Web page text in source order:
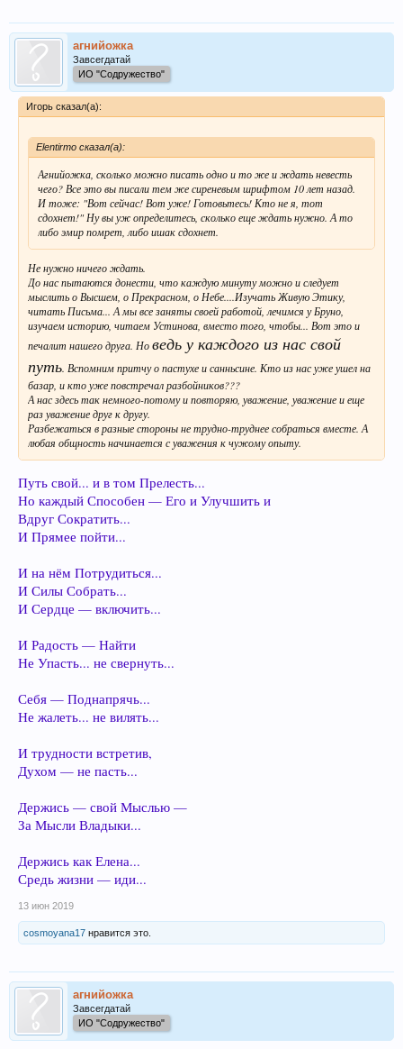
агнийожка
Завсегдатай
ИО "Содружество"
Игорь сказал(а):
Elentirmo сказал(а):
Агнийожка, сколько можно писать одно и то же и ждать невесть
чего? Все это вы писали тем же сиреневым шрифтом 10 лет назад.
И тоже: "Вот сейчас! Вот уже! Готовьтесь! Кто не я, тот
сдохнет!" Ну вы уж определитесь, сколько еще ждать нужно. А то
либо эмир помрет, либо ишак сдохнет.
Не нужно ничего ждать.
До нас пытаются донести, что каждую минуту можно и следует
мыслить о Высшем, о Прекрасном, о Небе....Изучать Живую Этику,
читать Письма... А мы все заняты своей работой, лечимся у Бруно,
изучаем историю, читаем Устинова, вместо того, чтобы... Вот это и
печалит нашего друга. Новедь у каждого из нас свой
путь. Вспомним притчу о пастухе и санньсине. Кто из нас уже ушел на
базар, и кто уже повстречал разбойников???
А нас здесь так немного-потому и повторяю, уважение, уважение и еще
раз уважение друг к другу.
Разбежаться в разные стороны не трудно-труднее собраться вместе. А
любая общность начинается с уважения к чужому опыту.
Путь свой... и в том Прелесть...
Но каждый Способен — Его и Улучшить и
Вдруг Сократить...
И Прямее пойти...
И на нём Потрудиться...
И Силы Собрать...
И Сердце — включить...
И Радость — Найти
Не Упасть... не свернуть...
Себя — Поднапрячь...
Не жалеть... не вилять...
И трудности встретив,
Духом — не пасть...
Держись — свой Мыслью —
За Мысли Владыки...
Держись как Елена...
Средь жизни — иди...
13 июн 2019
cosmoyana17 нравится это.
агнийожка
Завсегдатай
ИО "Содружество"